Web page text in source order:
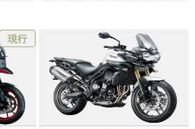
現行